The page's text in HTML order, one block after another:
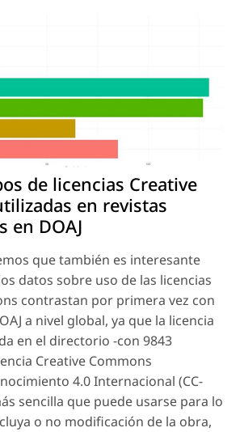
de licencias Creative
en revistas
en DOAJ
que también es interesante
datos sobre uso de las licencias
contrastan por primera vez con
a nivel global, ya que la licencia
en el directorio -con 9843
Creative Commons
4.0 Internacional (CC-
sencilla que puede usarse para lo
o no modificación de la obra,